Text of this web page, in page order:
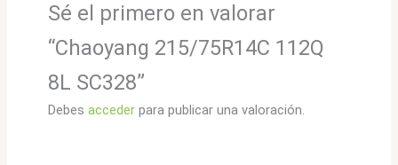
Sé el primero en valorar
“Chaoyang 215/75R14C 112Q
8L SC328”
Debes accederpara publicar una valoración.